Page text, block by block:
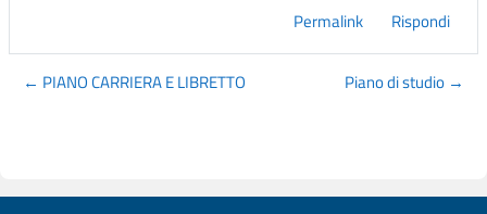
Permalink
Rispondi
← PIANO CARRIERA E LIBRETTO Piano di studio →